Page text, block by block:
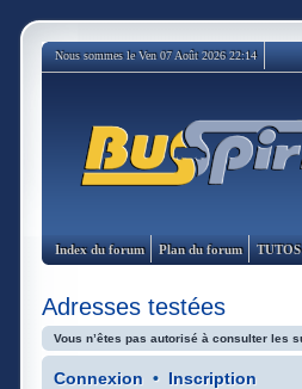
Nous sommes le Ven 07 Août 2026 22:14
Index du forum Plan du forum TUTOS
Adresses testées
Vous n’êtes pas autorisé à consulter les
Connexion • Inscription